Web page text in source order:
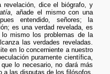
revelación, dice el biógrafo, y
, añade el mismo con una
entendido, señores; la
es una verdad revelada, es
mismo los problemas de la
las verdades reveladas.
en lo concerniente a nuestro
puramente científica,
lo necesario, no dará más
a las disputas de los filósofos,